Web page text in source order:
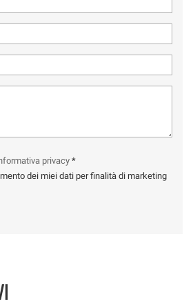
privacy *
dei miei dati per finalità di marketing